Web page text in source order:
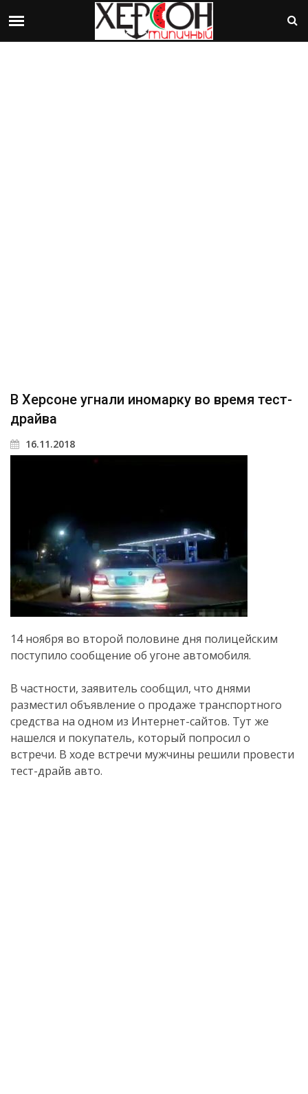
В Херсоне угнали иномарку во время тест-
драйва
16.11.2018
14 ноября во второй половине дня полицейским
поступило сообщение об угоне автомобиля.
В частности, заявитель сообщил, что днями
разместил объявление о продаже транспортного
средства на одном из Интернет-сайтов. Тут же
нашелся и покупатель, который попросил о
встречи. В ходе встречи мужчины решили провести
тест-драйв авто.